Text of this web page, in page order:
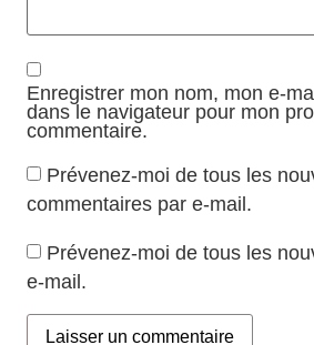
Enregistrer mon nom, mon e-
dans le navigateur pour mon
commentaire.
Prévenez-moi de tous les
commentaires par e-mail.
Prévenez-moi de tous les
e-mail.